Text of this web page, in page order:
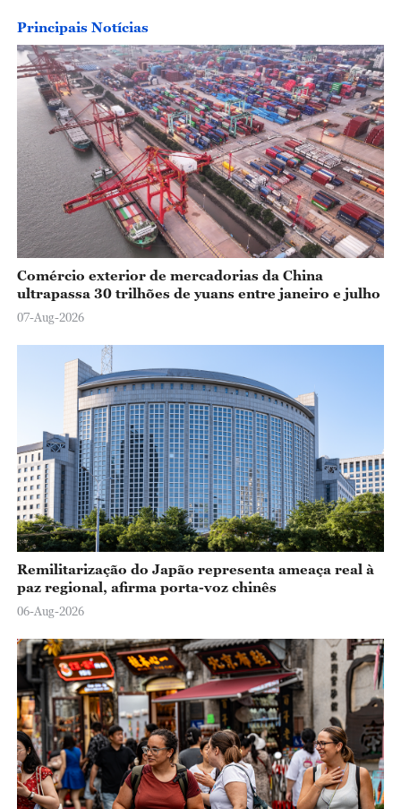
Principais Notícias
Comércio exterior de mercadorias da China
ultrapassa 30 trilhões de yuans entre janeiro e julho
07-Aug-2026
Remilitarização do Japão representa ameaça real à
paz regional, afirma porta-voz chinês
06-Aug-2026